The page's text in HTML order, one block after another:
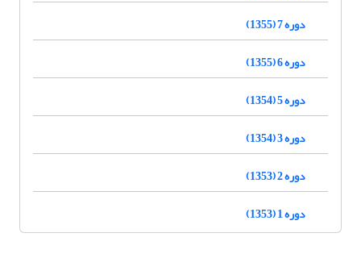
دوره 7 (1355)
دوره 6 (1355)
دوره 5 (1354)
دوره 3 (1354)
دوره 2 (1353)
دوره 1 (1353)